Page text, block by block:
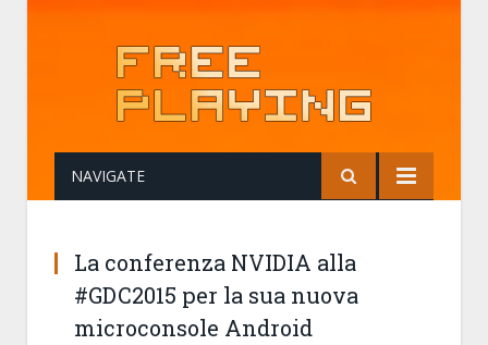
NAVIGATE
La conferenza NVIDIA alla
#GDC2015 per la sua nuova
microconsole Android